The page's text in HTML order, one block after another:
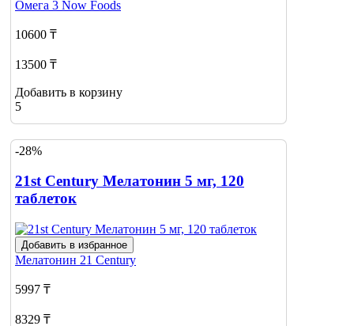
Омега 3 Now Foods
10600 ₸
13500 ₸
Добавить в корзину
5
-28%
21st Century Мелатонин 5 мг, 120
таблеток
Добавить в избранное
Мелатонин 21 Century
5997 ₸
8329 ₸